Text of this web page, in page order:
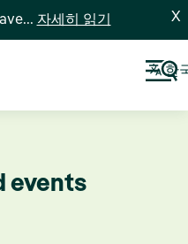
자세히 읽기 X
한
events